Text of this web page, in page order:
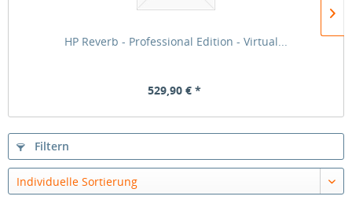
HP Reverb - Professional Edition - Virtual...
529,90 € *
Filtern
Individuelle Sortierung